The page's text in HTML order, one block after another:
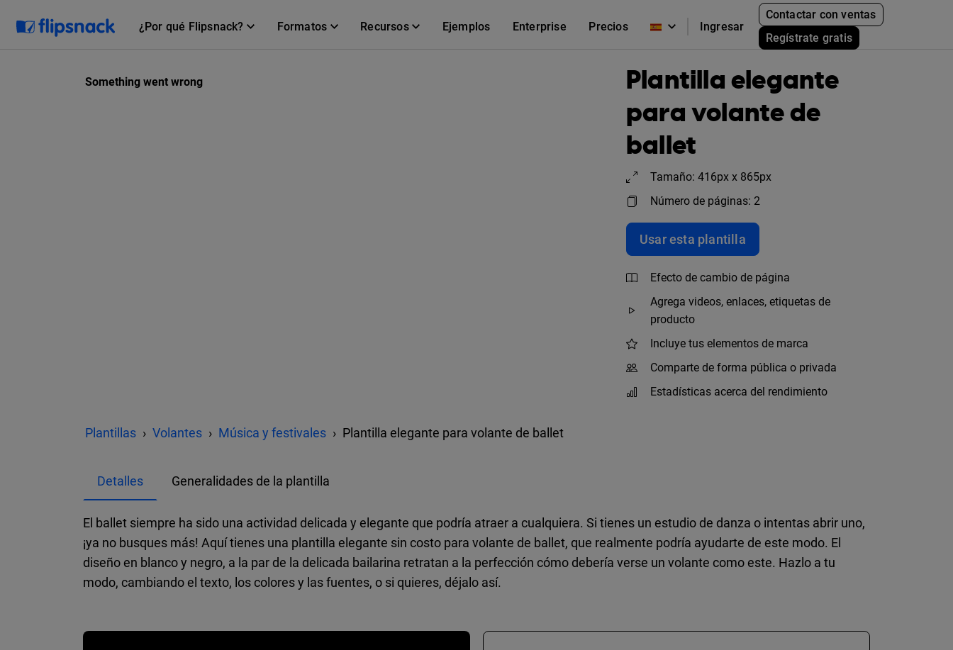
¿Por qué Flipsnack? Formatos Recursos Ejemplos Enterprise Precios Ingresar
Contactar con ventas
Regístrate gratis
Plantilla elegante
para volante de
ballet
Tamaño: 416px x 865px
Número de páginas: 2
Usar esta plantilla
Efecto de cambio de página
Agrega videos, enlaces, etiquetas de
producto
Incluye tus elementos de marca
Comparte de forma pública o privada
Estadísticas acerca del rendimiento
Plantillas Volantes Música y festivales Plantilla elegante para volante de ballet
Detalles Generalidades de la plantilla
El ballet siempre ha sido una actividad delicada y elegante que podría atraer a cualquiera. Si tienes un estudio de danza o intentas abrir uno,
¡ya no busques más! Aquí tienes una plantilla elegante sin costo para volante de ballet, que realmente podría ayudarte de este modo. El
diseño en blanco y negro, a la par de la delicada bailarina retratan a la perfección cómo debería verse un volante como este. Hazlo a tu
modo, cambiando el texto, los colores y las fuentes, o si quieres, déjalo así.